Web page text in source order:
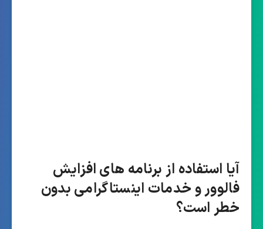
آیا استفاده از برنامه های افزایش
فالوور و خدمات اینستاگرامی بدون
خطر است؟